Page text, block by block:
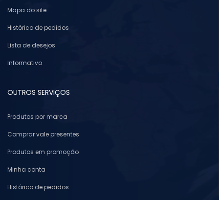
Mapa do site
Histórico de pedidos
Lista de desejos
Informativo
OUTROS SERVIÇOS
Produtos por marca
Comprar vale presentes
Produtos em promoção
Minha conta
Histórico de pedidos